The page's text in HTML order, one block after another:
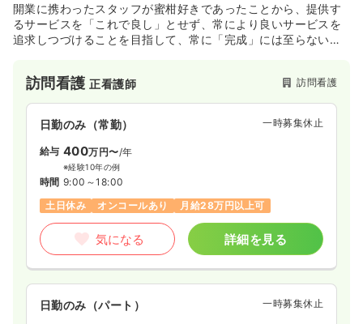
開業に携わったスタッフが蜜柑好きであったことから、提供す
るサービスを「これで良し」とせず、常により良いサービスを
追求しつづけることを目指して、常に「完成」には至らない
訪問看護正看護師 訪問看護
日勤のみ（常勤） 一時募集休止
給与 400万円〜/年
※経験10年の例
時間 9:00～18:00
土日休み
オンコールあり 月給28万円以上可
気になる 詳細を見る
日勤のみ（パート） 一時募集休止